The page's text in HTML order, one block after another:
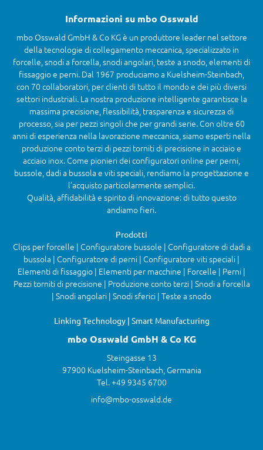
Informazioni su mbo Osswald
mbo Osswald GmbH & Co KG è un produttore leader nel settore
della tecnologie di collegamento meccanica, specializzato in
forcelle, snodi a forcella, snodi angolari, teste a snodo, elementi di
fissaggio e perni. Dal 1967 produciamo a Kuelsheim-Steinbach,
con 70 collaboratori, per clienti di tutto il mondo e dei più diversi
settori industriali. La nostra produzione intelligente garantisce la
massima precisione, flessibilità, trasparenza e sicurezza di
processo, sia per pezzi singoli che per grandi serie. Con oltre 60
anni di esperienza nella lavorazione meccanica, siamo esperti nella
produzione conto terzi di pezzi torniti di precisione in acciaio e
acciaio inox. Come pionieri dei configuratori online per perni,
bussole, dadi a bussola e viti speciali, rendiamo la progettazione e
l’acquisto particolarmente semplici.
Qualità, affidabilità e spirito di innovazione: di tutto questo
andiamo fieri.
Prodotti
Clips per forcelle | Configuratore bussole | Configuratore di dadi a
bussola | Configuratore di perni | Configuratore viti speciali |
Elementi di fissaggio | Elementi per macchine | Forcelle | Perni |
Pezzi torniti di precisione | Produzione conto terzi | Snodi a forcella
| Snodi angolari | Snodi sferici | Teste a snodo
Linking Technology | Smart Manufacturing
mbo Osswald GmbH & Co KG
Steingasse 13
97900 Kuelsheim-Steinbach, Germania
Tel. +49 9345 6700
info@mbo-osswald.de